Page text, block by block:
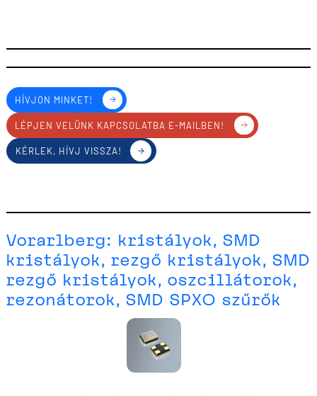
HÍVJON MINKET!
LÉPJEN VELÜNK KAPCSOLATBA E-MAILBEN!
KÉRLEK, HÍVJ VISSZA!
Vorarlberg: kristályok, SMD
kristályok, rezgő kristályok, SMD
rezgő kristályok, oszcillátorok,
rezonátorok, SMD SPXO szűrők